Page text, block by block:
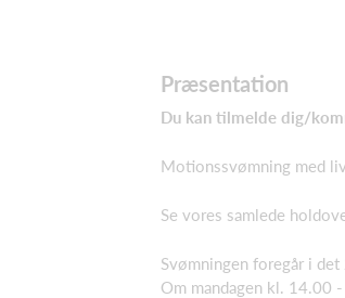
Præsentation
Du kan tilmelde dig/
Motionssvømning med
Se vores samlede
Svømningen foregår i
Om mandagen kl. 14.00